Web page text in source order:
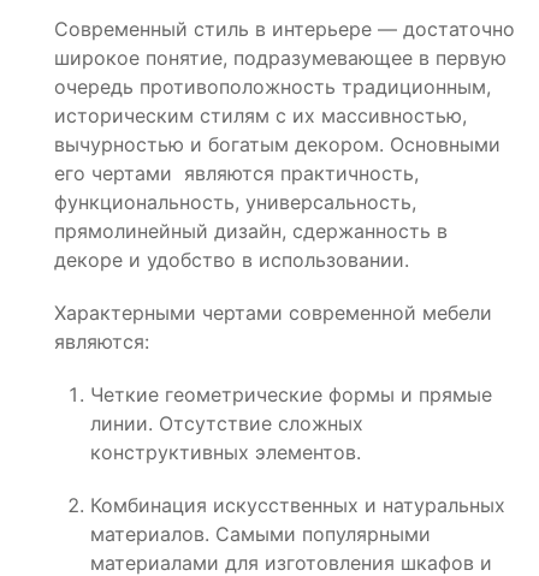
Современный стиль в интерьере — достаточно
широкое понятие, подразумевающее в первую
очередь противоположность традиционным,
историческим стилям с их массивностью,
вычурностью и богатым декором. Основными
его чертами являются практичность,
функциональность, универсальность,
прямолинейный дизайн, сдержанность в
декоре и удобство в использовании.
Характерными чертами современной мебели
являются:
Четкие геометрические формы и прямые
линии. Отсутствие сложных
конструктивных элементов.
Комбинация искусственных и натуральных
материалов. Самыми популярными
материалами для изготовления шкафов и